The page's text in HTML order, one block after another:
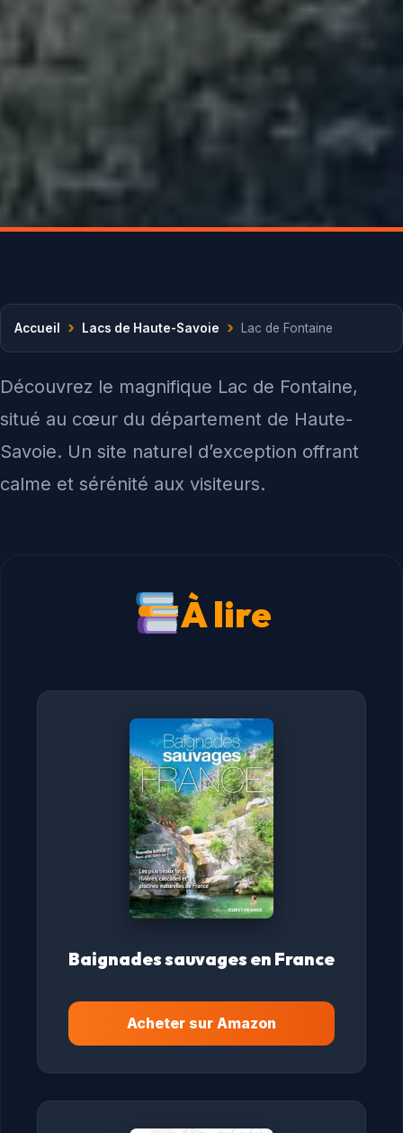
Accueil › Lacs de Haute-Savoie › Lac de Fontaine
Découvrez le magnifique Lac de Fontaine,
situé au cœur du département de Haute-
Savoie. Un site naturel d’exception offrant
calme et sérénité aux visiteurs.
À lire
Baignades sauvages en France
Acheter sur Amazon